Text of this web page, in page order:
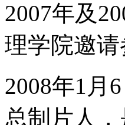
2007年及
理学院邀
2008年1月
总制片人